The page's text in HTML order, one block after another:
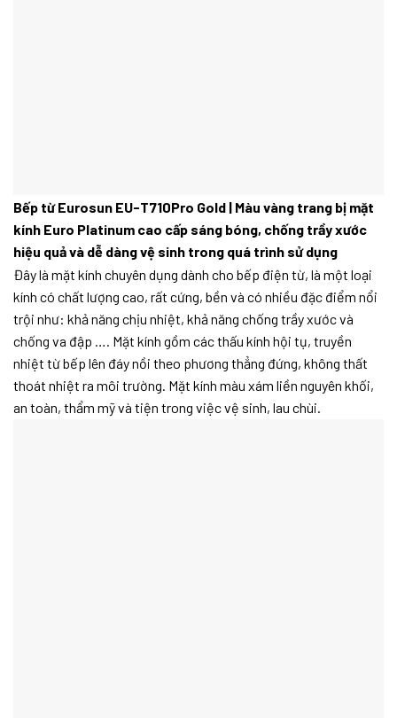
Bếp từ Eurosun EU-T710Pro Gold | Màu vàng trang bị mặt
kính Euro Platinum cao cấp sáng bóng, chống trầy xước
hiệu quả và dễ dàng vệ sinh trong quá trình sử dụng
Đây là mặt kính chuyên dụng dành cho bếp điện từ, là một loại
kính có chất lượng cao, rất cứng, bền và có nhiều đặc điểm nổi
trội như: khả năng chịu nhiệt, khả năng chống trầy xước và
chống va đập …. Mặt kính gồm các thấu kính hội tụ, truyền
nhiệt từ bếp lên đáy nồi theo phương thẳng đứng, không thất
thoát nhiệt ra môi trường. Mặt kính màu xám liền nguyên khối,
an toàn, thẩm mỹ và tiện trong việc vệ sinh, lau chùi.